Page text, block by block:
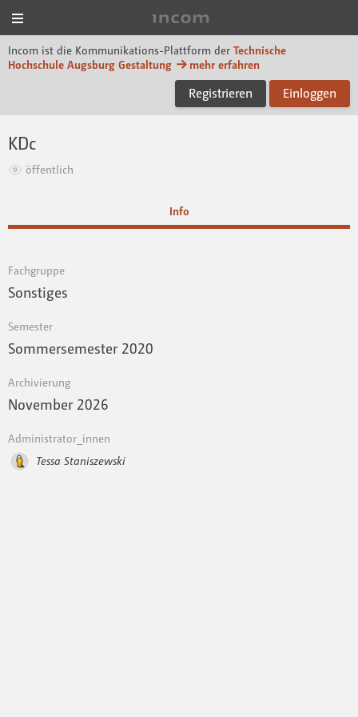
Incom ist die Kommunikations-Plattform der Technische
Hochschule Augsburg Gestaltung
mehr erfahren
Registrieren Einloggen
KDc
öffentlich
Info
Fachgruppe
Sonstiges
Semester
Sommersemester 2020
Archivierung
November 2026
Administrator_innen
Tessa Staniszewski